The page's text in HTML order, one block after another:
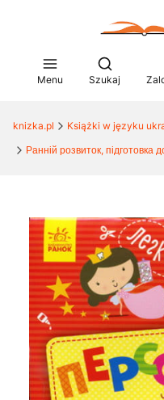
Menu
Otwórz
Szukaj
knizka.pl Książki w języku
Ранній розвиток, підготовка